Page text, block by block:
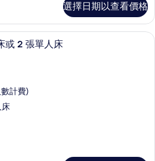
選擇日期以查看價格
低過敏寢具、客房內保險箱、書桌、隔
或 2 張單人床
計費)
床